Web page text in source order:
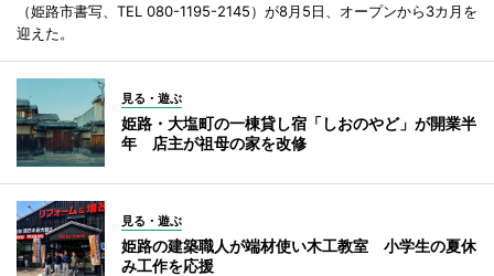
（姫路市書写、TEL 080-1195-2145）が8月5日、オープンから3カ月を
迎えた。
見る・遊ぶ
姫路・大塩町の一棟貸し宿「しおのやど」が開業半
年 店主が祖母の家を改修
見る・遊ぶ
姫路の建築職人が端材使い木工教室 小学生の夏休
み工作を応援